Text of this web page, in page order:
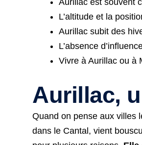
Aurillac est souvent
L’altitude et la
Aurillac subit des
L’absence
Vivre à Aurillac ou à
Aurillac,
Quand on pense aux villes
dans le Cantal, vient